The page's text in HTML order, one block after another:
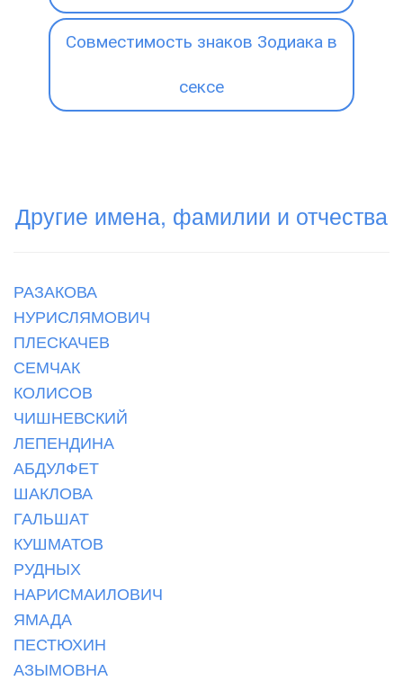
Совместимость знаков Зодиака в
сексе
Другие имена, фамилии и отчества
РАЗАКОВА
НУРИСЛЯМОВИЧ
ПЛЕСКАЧЕВ
СЕМЧАК
КОЛИСОВ
ЧИШНЕВСКИЙ
ЛЕПЕНДИНА
АБДУЛФЕТ
ШАКЛОВА
ГАЛЬШАТ
КУШМАТОВ
РУДНЫХ
НАРИСМАИЛОВИЧ
ЯМАДА
ПЕСТЮХИН
АЗЫМОВНА